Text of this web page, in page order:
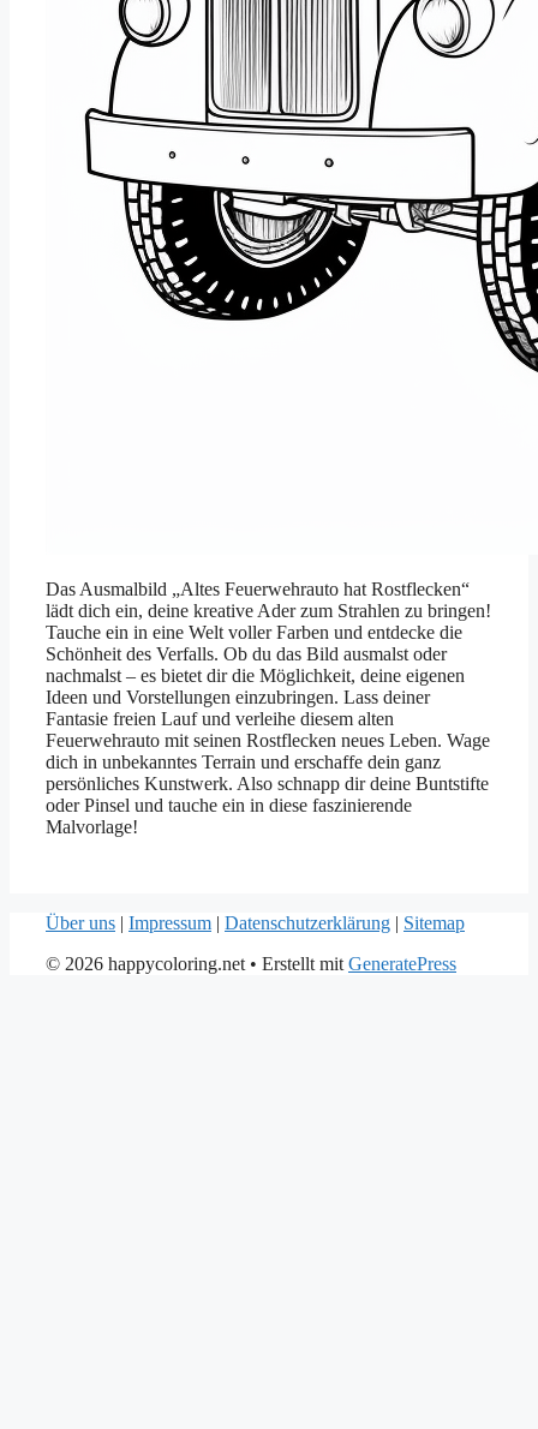
Das Ausmalbild „Altes Feuerwehrauto hat Rostflecken“
lädt dich ein, deine kreative Ader zum Strahlen zu bringen!
Tauche ein in eine Welt voller Farben und entdecke die
Schönheit des Verfalls. Ob du das Bild ausmalst oder
nachmalst – es bietet dir die Möglichkeit, deine eigenen
Ideen und Vorstellungen einzubringen. Lass deiner
Fantasie freien Lauf und verleihe diesem alten
Feuerwehrauto mit seinen Rostflecken neues Leben. Wage
dich in unbekanntes Terrain und erschaffe dein ganz
persönliches Kunstwerk. Also schnapp dir deine Buntstifte
oder Pinsel und tauche ein in diese faszinierende
Malvorlage!
Über uns | Impressum | Datenschutzerklärung | Sitemap
© 2026 happycoloring.net • Erstellt mit GeneratePress